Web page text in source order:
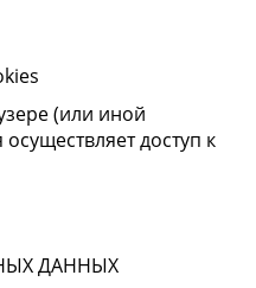
(или иной
доступ к
ДАННЫХ